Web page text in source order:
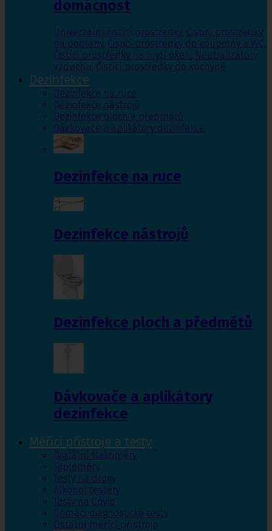
domácnost
Univerzální čistící prostředky, Čistící prostředky
na podlahy, Čisticí prostředky do koupelny a WC,
Čistící prostředky na mytí oken, Neutralizátory
vzduchu, Čistící prostředky do kuchyně
Dezinfekce
Dezinfekce na ruce
Dezinfekce nástrojů
Dezinfekce ploch a předmětů
Dávkovače a aplikátory dezinfekce
Dezinfekce na ruce
Dezinfekce nástrojů
Dezinfekce ploch a předmětů
Dávkovače a aplikátory
dezinfekce
Měřící přístroje a testy
Digitální tlakoměry
Teploměry
Testy na drogy
Alkohol testery
Testy na Covid
Domácí diagnostické testy
Ostatní měřící přístroje